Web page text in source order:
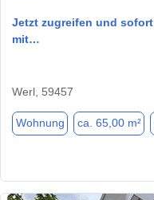
Jetzt zugreifen und
mit…
Werl, 59457
Wohnung ca. 65,00 m²